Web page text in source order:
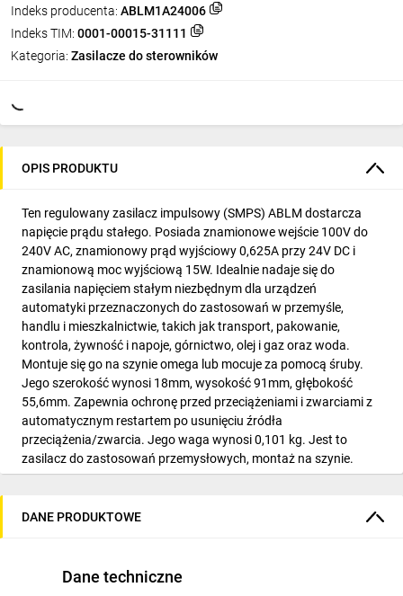
Indeks producenta: ABLM1A24006
Indeks TIM: 0001-00015-31111
Kategoria: Zasilacze do sterowników
OPIS PRODUKTU
Ten regulowany zasilacz impulsowy (SMPS) ABLM dostarcza
napięcie prądu stałego. Posiada znamionowe wejście 100V do
240V AC, znamionowy prąd wyjściowy 0,625A przy 24V DC i
znamionową moc wyjściową 15W. Idealnie nadaje się do
zasilania napięciem stałym niezbędnym dla urządzeń
automatyki przeznaczonych do zastosowań w przemyśle,
handlu i mieszkalnictwie, takich jak transport, pakowanie,
kontrola, żywność i napoje, górnictwo, olej i gaz oraz woda.
Montuje się go na szynie omega lub mocuje za pomocą śruby.
Jego szerokość wynosi 18mm, wysokość 91mm, głębokość
55,6mm. Zapewnia ochronę przed przeciążeniami i zwarciami z
automatycznym restartem po usunięciu źródła
przeciążenia/zwarcia. Jego waga wynosi 0,101 kg. Jest to
zasilacz do zastosowań przemysłowych, montaż na szynie.
Spełnia normy EN62368-1, ENIEC61010-1/2-201, ENIEC61204-
201/-1-201, CSAC22.2No62368-1/No61010-2-201/No61010-1
miniaturowych Acti9 iC60. Typ zabezpieczenia to 2A, B lub C.
DANE PRODUKTOWE
Dane techniczne